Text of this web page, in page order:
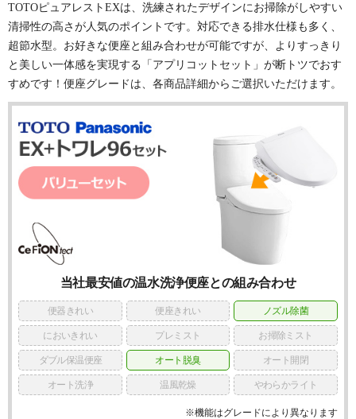
TOTOピュアレストEXは、洗練されたデザインにお掃除がしやすい
清掃性の高さが人気のポイントです。対応できる排水仕様も多く、
超節水型。お好きな便座と組み合わせが可能ですが、よりすっきり
と美しい一体感を実現する「アプリコットセット」が断トツでおす
すめです！便座グレードは、各商品詳細からご選択いただけます。
当社最安値の温水洗浄便座との組み合わせ
便器きれい 便座きれい ノズル除菌
においきれい プレミスト お掃除ミスト
ダブル保温便座 オート脱臭 オート開閉
オート洗浄 温風乾燥 やわらかライト
※機能はグレードにより異なります